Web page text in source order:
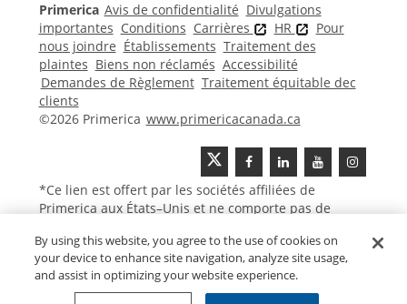
Primerica Avis de confidentialité Divulgations
importantes Conditions Carrières HR
Pour
nous joindre Établissements Traitement des
plaintes Biens non réclamés Accessibilité
Demandes de Règlement Traitement équitable dec
clients
©2026 Primerica www.primericacanada.ca
*Ce lien est offert par les sociétés affiliées de
Primerica aux États–Unis et ne comporte pas de
By using this website, you agree to the use of cookies on
your device to enhance site navigation, analyze site usage,
and assist in optimizing your website experience.